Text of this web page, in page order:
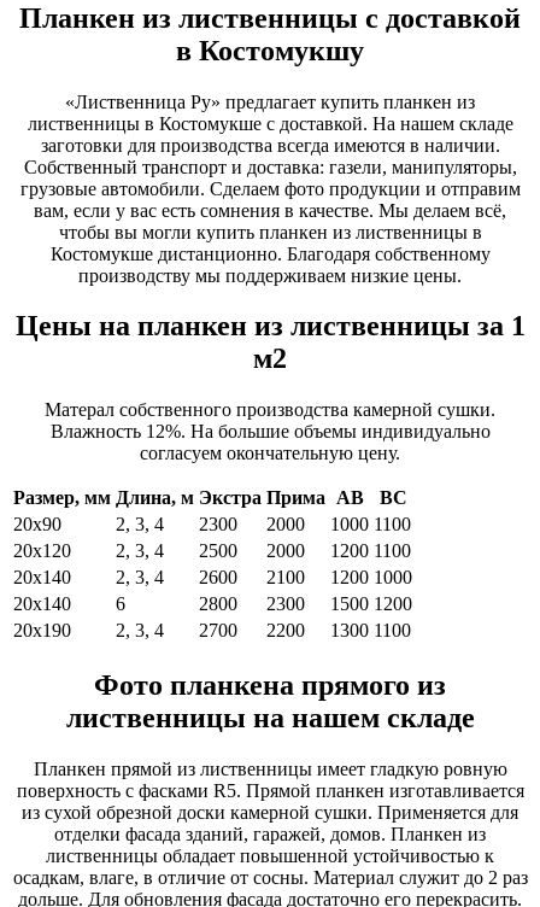
Планкен из лиственницы с доставкой
в Костомукшу
«Лиственница Ру» предлагает купить планкен из
лиственницы в Костомукше с доставкой. На нашем складе
заготовки для производства всегда имеются в наличии.
Собственный транспорт и доставка: газели, манипуляторы,
грузовые автомобили. Сделаем фото продукции и отправим
вам, если у вас есть сомнения в качестве. Мы делаем всё,
чтобы вы могли купить планкен из лиственницы в
Костомукше дистанционно. Благодаря собственному
производству мы поддерживаем низкие цены.
Цены на планкен из лиственницы за 1
м2
Матерал собственного производства камерной сушки.
Влажность 12%. На большие объемы индивидуально
согласуем окончательную цену.
Размер, мм Длина, м Экстра Прима АВ
ВС
20х90
2, 3, 4 2300 2000 1000 1100
20х120
2, 3, 4 2500 2000 1200 1100
20х140
2, 3, 4 2600 2100 1200 1000
20х140
6 2800 2300 1500 1200
20х190
2, 3, 4 2700 2200 1300 1100
Фото планкена прямого из
лиственницы на нашем складе
Планкен прямой из лиственницы имеет гладкую ровную
поверхность с фасками R5. Прямой планкен изготавливается
из сухой обрезной доски камерной сушки. Применяется для
отделки фасада зданий, гаражей, домов. Планкен из
лиственницы обладает повышенной устойчивостью к
осадкам, влаге, в отличие от сосны. Материал служит до 2 раз
дольше. Для обновления фасада достаточно его перекрасить.